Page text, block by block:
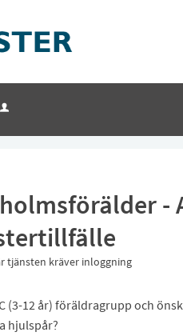
-
tjänsten kräver inloggning
(3-12 år) föräldragrupp och
hjulspår?